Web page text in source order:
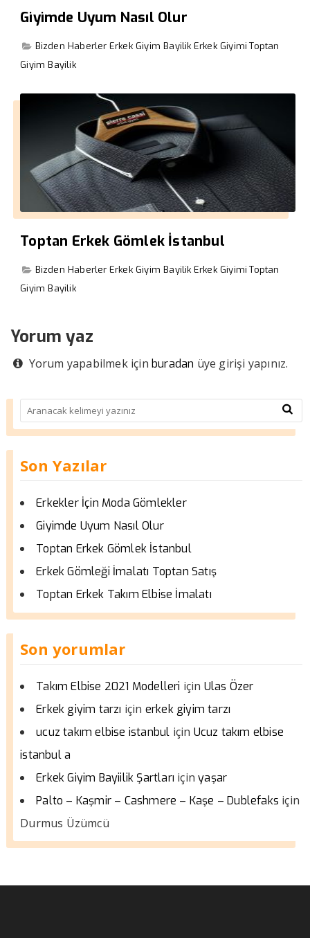
Giyimde Uyum Nasıl Olur
Bizden Haberler Erkek Giyim Bayilik Erkek Giyimi Toptan
Giyim Bayilik
Toptan Erkek Gömlek İstanbul
Bizden Haberler Erkek Giyim Bayilik Erkek Giyimi Toptan
Giyim Bayilik
Yorum yaz
Yorum yapabilmek için buradan üye girişi yapınız.
Son Yazılar
Erkekler İçin Moda Gömlekler
Giyimde Uyum Nasıl Olur
Toptan Erkek Gömlek İstanbul
Erkek Gömleği İmalatı Toptan Satış
Toptan Erkek Takım Elbise İmalatı
Son yorumlar
Takım Elbise 2021 Modelleri için Ulas Özer
Erkek giyim tarzı için erkek giyim tarzı
ucuz takım elbise istanbul için Ucuz takım elbise
istanbul a
Erkek Giyim Bayiilik Şartları içinyaşar
Palto – Kaşmir – Cashmere – Kaşe – Dublefaks için
Durmus Üzümcü